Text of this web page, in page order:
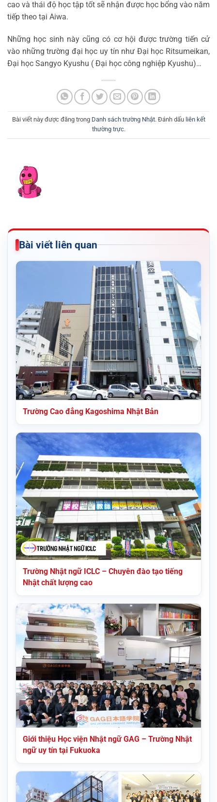
cao và thái độ học tập tốt sẽ nhận được học bổng vào năm
tiếp theo tại Aiwa.
Những học sinh này cũng có cơ hội được trường tiến cử
vào những trường đại học uy tín như Đại học Ritsumeikan,
Đại học Sangyo Kyushu ( Đại học công nghiệp Kyushu)…
Bài viết này được đăng trong Danh sách trường Nhật. Đánh dấu liên kết
thường trực.
Bài viết liên quan
Trường Cao đẳng Kagoshima Nhật Bản
Trường Nhật ngữ ICLC – Chuyên đào tạo tiếng
Nhật chất lượng cao
Giới thiệu Học viện Nhật ngữ GAG – Trường Nhật
ngữ uy tín tại Fukuoka